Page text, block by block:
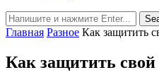
Главная Разное Как защитить
Как защитить свой